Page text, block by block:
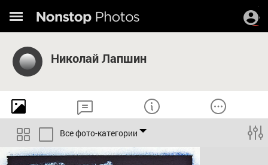
Николай Лапшин
Все фото-категории